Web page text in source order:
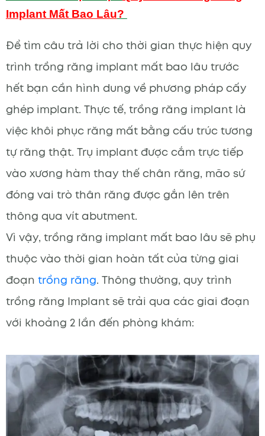
Implant Mất Bao Lâu?
Để tìm câu trả lời cho thời gian thực hiện quy
trình trồng răng implant mất bao lâu trước
hết bạn cần hình dung về phương pháp cấy
ghép implant. Thực tế, trồng răng implant là
việc khôi phục răng mất bằng cấu trúc tương
tự răng thật. Trụ implant được cắm trực tiếp
vào xương hàm thay thế chân răng, mão sứ
đóng vai trò thân răng được gắn lên trên
thông qua vít abutment.
Vì vậy, trồng răng implant mất bao lâu sẽ phụ
thuộc vào thời gian hoàn tất của từng giai
đoạn trồng răng. Thông thường, quy trình
trồng răng Implant sẽ trải qua các giai đoạn
với khoảng 2 lần đến phòng khám: